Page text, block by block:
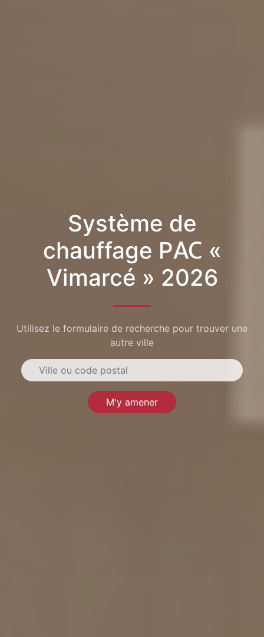
Système de
chauffage PAC «
Vimarcé » 2026
Utilisez le formulaire de recherche pour trouver une
autre ville
M'y amener